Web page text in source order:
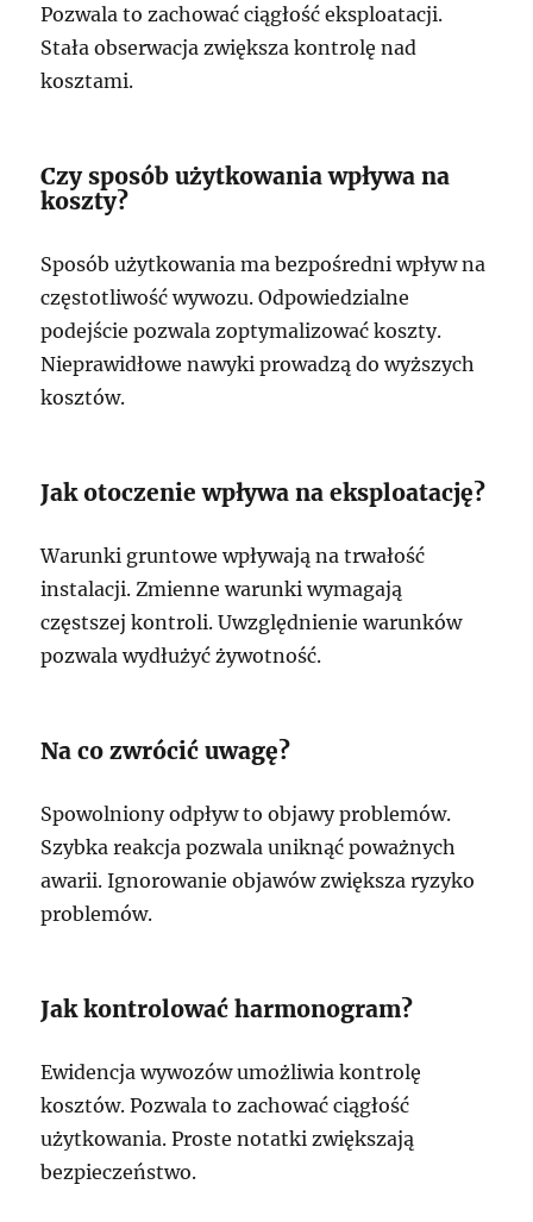
Pozwala to zachować ciągłość eksploatacji.
Stała obserwacja zwiększa kontrolę nad
kosztami.
Czy sposób użytkowania wpływa na
koszty?
Sposób użytkowania ma bezpośredni wpływ na
częstotliwość wywozu. Odpowiedzialne
podejście pozwala zoptymalizować koszty.
Nieprawidłowe nawyki prowadzą do wyższych
kosztów.
Jak otoczenie wpływa na eksploatację?
Warunki gruntowe wpływają na trwałość
instalacji. Zmienne warunki wymagają
częstszej kontroli. Uwzględnienie warunków
pozwala wydłużyć żywotność.
Na co zwrócić uwagę?
Spowolniony odpływ to objawy problemów.
Szybka reakcja pozwala uniknąć poważnych
awarii. Ignorowanie objawów zwiększa ryzyko
problemów.
Jak kontrolować harmonogram?
Ewidencja wywozów umożliwia kontrolę
kosztów. Pozwala to zachować ciągłość
użytkowania. Proste notatki zwiększają
bezpieczeństwo.